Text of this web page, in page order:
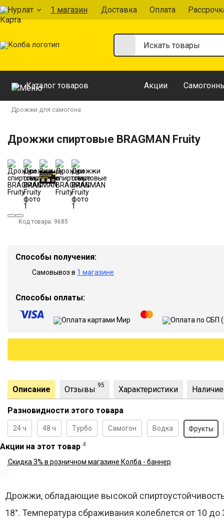
Нурлат 1 магазин Доставка Оплата
Каталог товаров Акции
Дрожжи для самогона
Дрожжи спиртовые BRAGMAN Fruity
Код товара: 9685
Способы получения:
Самовывоз в 1 магазине
Способы оплаты:
Описание Отзывы 95 Характеристики
Разновидности этого товара
24 ч 48 ч Турбо Самогон Водка Фрукты
Акции на этот товар 4
Дрожжи, обладающие высокой
18°. Температура сбраживания колеблется от 10 до